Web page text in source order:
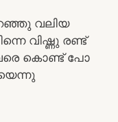
പറഞ്ഞു വലിയ
വിഷ്ണു രണ്ട്
കൊണ്ട് പോ